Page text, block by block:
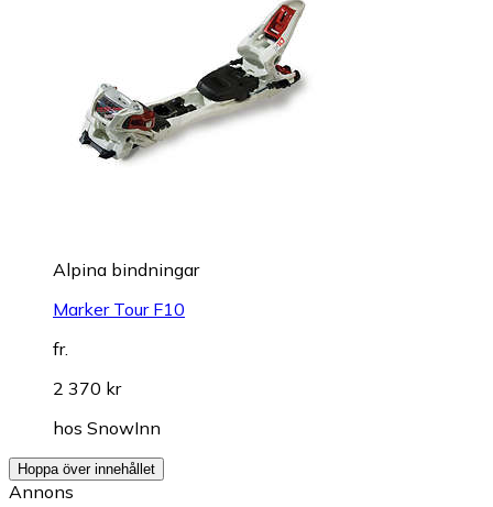
Alpina bindningar
Marker Tour F10
fr.
2 370 kr
hos SnowInn
Hoppa över innehållet
Annons